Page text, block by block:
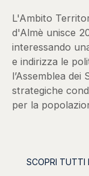
L'Ambito
d'Almè unisce
interessando
e indirizza le
l’Assemblea dei
strategiche
per la
SCOPRI TUTTI